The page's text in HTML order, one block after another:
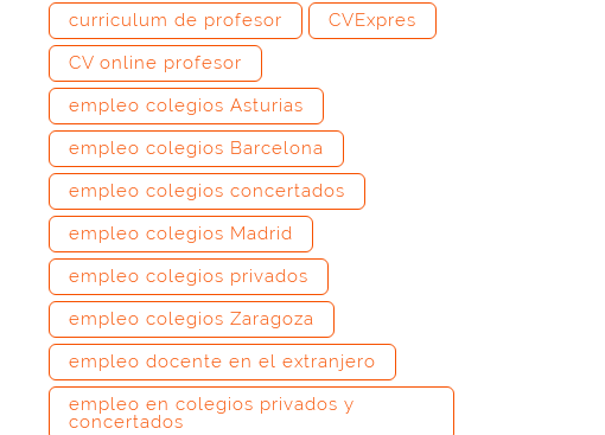
curriculum de profesor
CVExpres
CV online profesor
empleo colegios Asturias
empleo colegios Barcelona
empleo colegios concertados
empleo colegios Madrid
empleo colegios privados
empleo colegios Zaragoza
empleo docente en el extranjero
empleo en colegios privados y
concertados